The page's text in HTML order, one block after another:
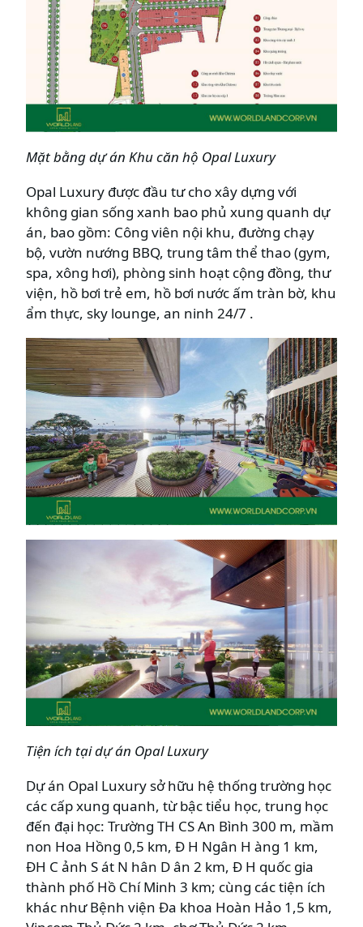
Mặt bằng dự án Khu căn hộ Opal Luxury
Opal Luxury được đầu tư cho xây dựng với
không gian sống xanh bao phủ xung quanh dự
án, bao gồm: Công viên nội khu, đường chạy
bộ, vườn nướng BBQ, trung tâm thể thao (gym,
spa, xông hơi), phòng sinh hoạt cộng đồng, thư
viện, hồ bơi trẻ em, hồ bơi nước ấm tràn bờ, khu
ẩm thực, sky lounge, an ninh 24/7 .
Tiện ích tại dự án Opal Luxury
Dự án Opal Luxury sở hữu hệ thống trường học
các cấp xung quanh, từ bậc tiểu học, trung học
đến đại học: Trường TH CS An Bình 300 m, mầm
non Hoa Hồng 0,5 km, Đ H Ngân H àng 1 km,
ĐH C ảnh S át N hân D ân 2 km, Đ H quốc gia
thành phố Hồ Chí Minh 3 km; cùng các tiện ích
khác như Bệnh viện Đa khoa Hoàn Hảo 1,5 km,